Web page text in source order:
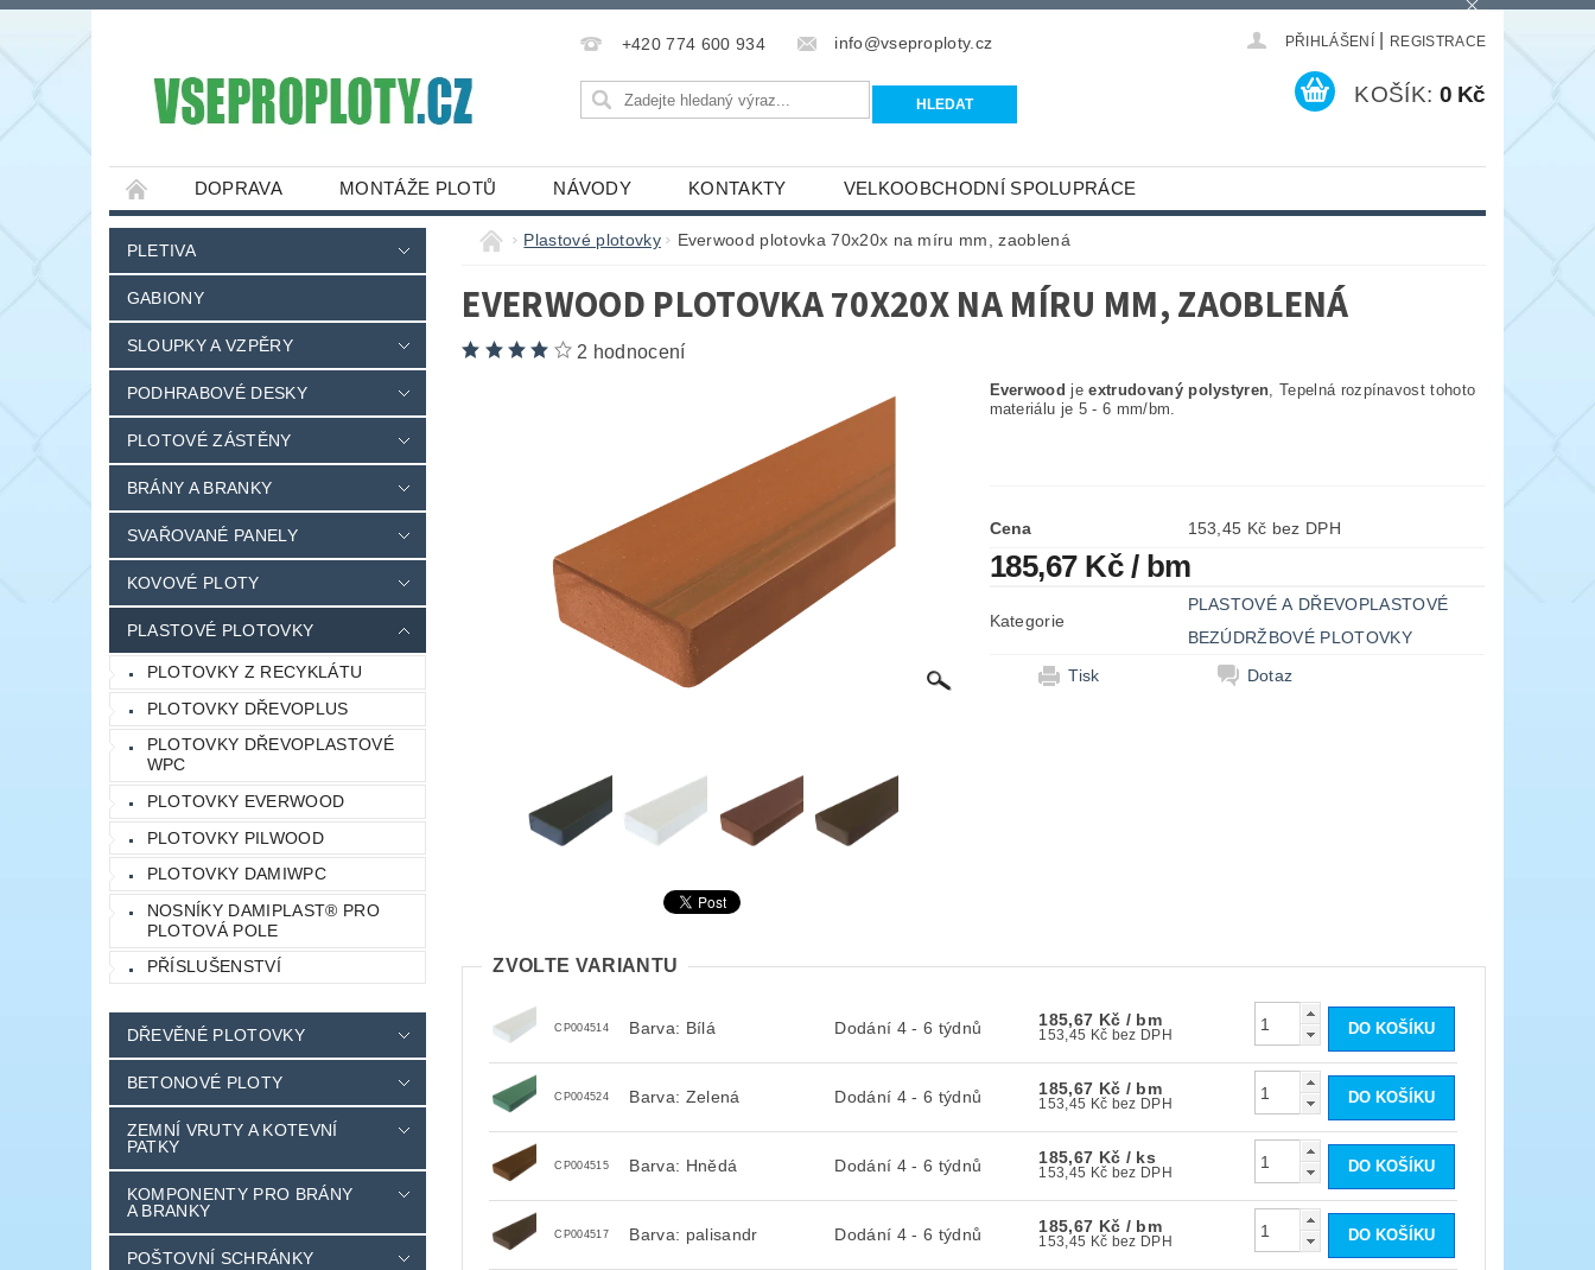
+420 774 600 934 info@vseproploty.cz PŘIHLÁŠENÍ REGISTRACE
KOŠÍK: 0 Kč
DOPRAVA MONTÁŽE PLOTŮ NÁVODY KONTAKTY VELKOOBCHODNÍ SPOLUPRÁCE
PLETIVA
GABIONY
SLOUPKY A VZPĚRY
PODHRABOVÉ DESKY
PLOTOVÉ ZÁSTĚNY
BRÁNY A BRANKY
SVAŘOVANÉ PANELY
KOVOVÉ PLOTY
PLASTOVÉ PLOTOVKY
PLOTOVKY Z RECYKLÁTU
PLOTOVKY DŘEVOPLUS
PLOTOVKY DŘEVOPLASTOVÉ
WPC
PLOTOVKY EVERWOOD
PLOTOVKY PILWOOD
PLOTOVKY DAMIWPC
NOSNÍKY DAMIPLAST® PRO
PLOTOVÁ POLE
PŘÍSLUŠENSTVÍ
DŘEVĚNÉ PLOTOVKY
BETONOVÉ PLOTY
ZEMNÍ VRUTY A KOTEVNÍ
PATKY
KOMPONENTY PRO BRÁNY
A BRANKY
POŠTOVNÍ SCHRÁNKY
Plastové plotovky Everwood plotovka 70x20x na míru mm, zaoblená
EVERWOOD PLOTOVKA 70X20X NA MÍRU MM, ZAOBLENÁ
2 hodnocení
Everwood jeextrudovaný polystyren, Tepelná rozpínavost tohoto
materiálu je 5 - 6 mm/bm.
Cena 153,45 Kč bez DPH
185,67 Kč / bm
Kategorie
PLASTOVÉ A DŘEVOPLASTOVÉ
BEZÚDRŽBOVÉ PLOTOVKY
Tisk
Dotaz
ZVOLTE VARIANTU
CP004514 Barva: Bílá Dodání 4 - 6 týdnů 185,67 Kč / bm
153,45 Kč bez DPH
CP004524 Barva: Zelená Dodání 4 - 6 týdnů 185,67 Kč / bm
153,45 Kč bez DPH
CP004515 Barva: Hnědá Dodání 4 - 6 týdnů 185,67 Kč / ks
153,45 Kč bez DPH
CP004517 Barva: palisandr Dodání 4 - 6 týdnů 185,67 Kč / bm
153,45 Kč bez DPH